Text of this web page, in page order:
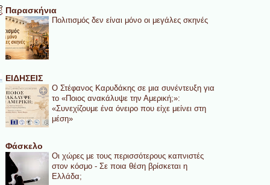
Παρασκήνια
Πολιτισμός δεν είναι μόνο οι μεγάλες σκηνές
ΕΙΔΗΣΕΙΣ
Ο Στέφανος Καρυδάκης σε μια συνέντευξη για
το «Ποιος ανακάλυψε την Αμερική;»:
«Συνεχίζουμε ένα όνειρο που είχε μείνει στη
μέση»
Φάσκελο
Οι χώρες με τους περισσότερους καπνιστές
στον κόσμο - Σε ποια θέση βρίσκεται η
Ελλάδα;